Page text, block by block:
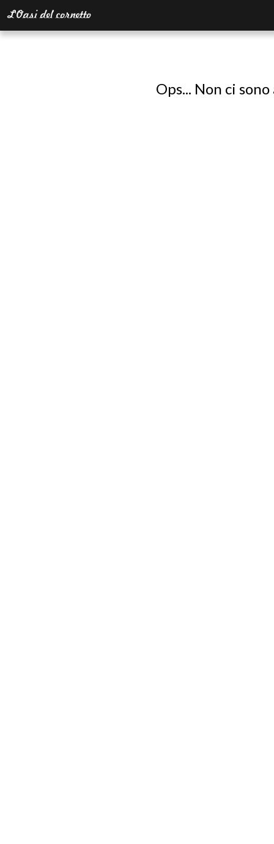
Ops... Non ci